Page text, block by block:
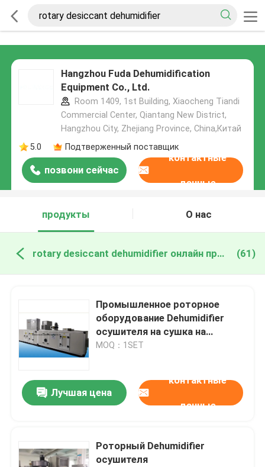
Hangzhou Fuda Dehumidification
Equipment Co., Ltd.
Room 1409, 1st Building, Xiaocheng Tiandi
Commercial Center, Qiantang New District,
Hangzhou City, Zhejiang Province, China,Китай
5.0
Подтверженный поставщик
позвони сейчас
контактные
данные
продукты О нас
rotary desiccant dehumidifier онлайн производство (61)
Промышленное роторное
оборудование Dehumidifier
осушителя на сушка на
воздухе RH≤30%
MOQ：1SET
Лучшая цена
контактные
данные
Роторный Dehumidifier
осушителя